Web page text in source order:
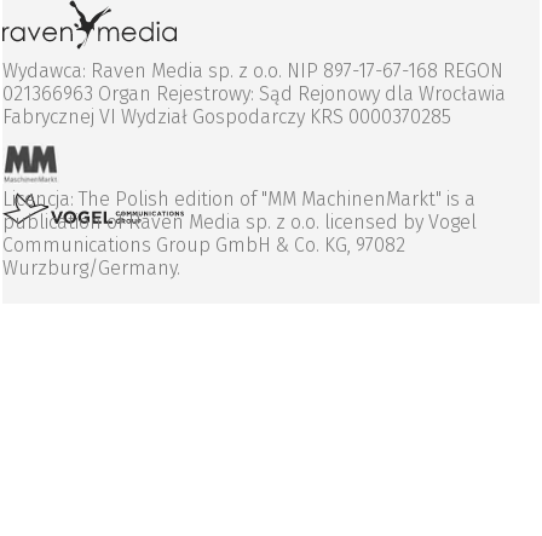
Wydawca: Raven Media sp. z o.o. NIP 897-17-67-168 REGON
021366963 Organ Rejestrowy: Sąd Rejonowy dla Wrocławia
Fabrycznej VI Wydział Gospodarczy KRS 0000370285
Licencja: The Polish edition of "MM MachinenMarkt" is a
publication of Raven Media sp. z o.o. licensed by Vogel
Communications Group GmbH & Co. KG, 97082
Wurzburg/Germany.